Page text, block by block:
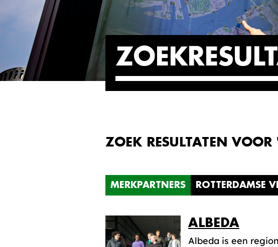
ZOEK RESULTATEN VOOR
MERKPARTNERS ROTTERDAMSE
ALBEDA
Albeda is een